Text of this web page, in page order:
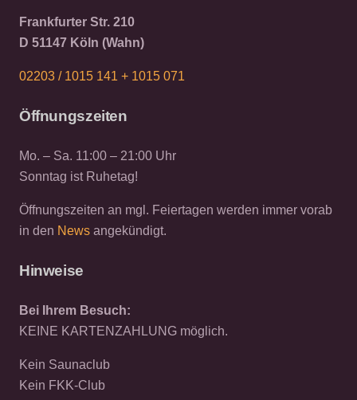
Frankfurter Str. 210
D 51147 Köln (Wahn)
02203 / 1015 141 + 1015 071
Öffnungszeiten
Mo. – Sa. 11:00 – 21:00 Uhr
Sonntag ist Ruhetag!
Öffnungszeiten an mgl. Feiertagen werden immer vorab
in den News angekündigt.
Hinweise
Bei Ihrem Besuch:
KEINE KARTENZAHLUNG möglich.
Kein Saunaclub
Kein FKK-Club